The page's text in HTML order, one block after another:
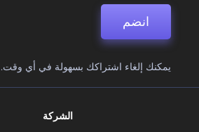
انضم
يمكنك إلغاء اشتراكك بسهولة في أي وقت.
الشركة